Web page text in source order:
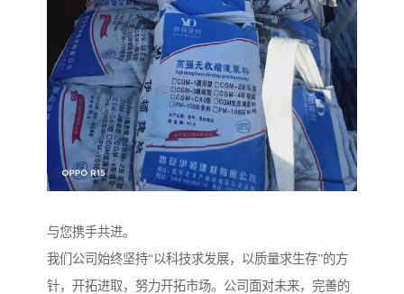
与您携手共进。
我们公司始终坚持“以科技求发展，以质量求生存”的方
针，开拓进取，努力开拓市场。公司面对未来，完善的